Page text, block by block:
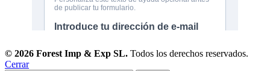
© 2026 Forest Imp & Exp SL. Todos los derechos reservados.
Cerrar